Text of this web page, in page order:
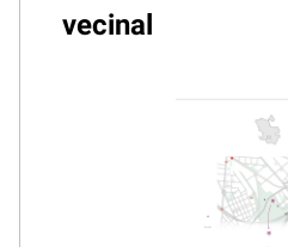
vecinal